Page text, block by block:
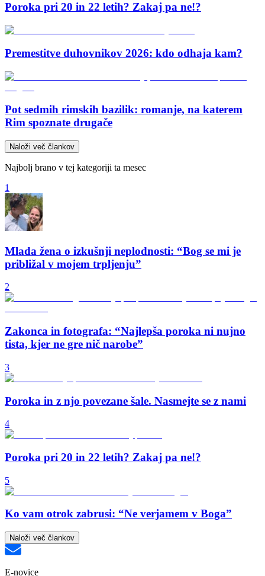
Poroka pri 20 in 22 letih? Zakaj pa ne!?
Premestitve duhovnikov 2026: kdo odhaja kam?
Pot sedmih rimskih bazilik: romanje, na katerem
Rim spoznate drugače
Naloži več člankov
Najbolj brano v tej kategoriji ta mesec
1
Mlada žena o izkušnji neplodnosti: “Bog se mi je
približal v mojem trpljenju”
2
Zakonca in fotografa: “Najlepša poroka ni nujno
tista, kjer ne gre nič narobe”
3
Poroka in z njo povezane šale. Nasmejte se z nami
4
Poroka pri 20 in 22 letih? Zakaj pa ne!?
5
Ko vam otrok zabrusi: “Ne verjamem v Boga”
Naloži več člankov
E-novice